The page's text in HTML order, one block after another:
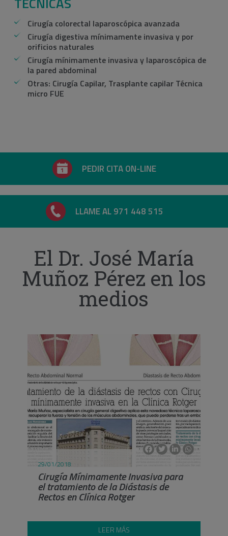
Cirugía colorectal laparoscópica avanzada
Cirugía digestiva mínimamente invasiva y por
orificios naturales
Cirugía mínimamente invasiva y laparoscópica de
la pared abdominal
Otras: Cirugía Capilar, Trasplante capilar Técnica
micro FUE
PEDIR CITA ON-LINE
LLAME AL 971 448 515
El Dr. José María
Muñoz Pérez en los
medios
29/01/2018
Cirugía Mínimamente Invasiva para
el tratamiento de la Diástasis de
Rectos en Clínica Rotger
LEER MÁS